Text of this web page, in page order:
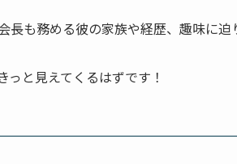
も務める彼の家族や経歴、趣味に迫
と見えてくるはずです！